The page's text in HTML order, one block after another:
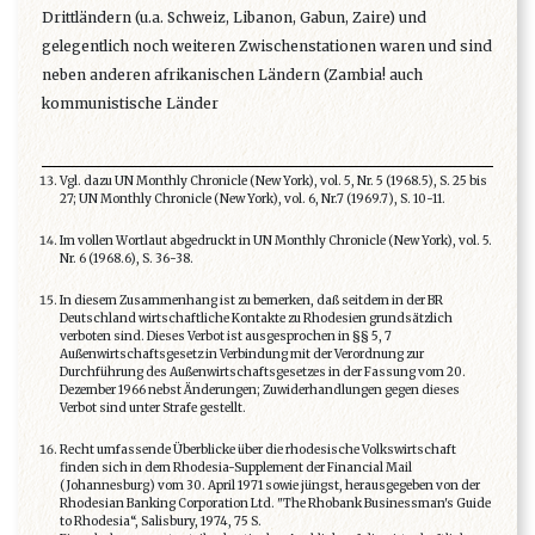
Drittländern (u.a. Schweiz, Libanon, Gabun, Zaire) und
gelegentlich noch weiteren Zwischenstationen waren und sind
neben anderen afrikanischen Ländern (Zambia! auch
kommunistische Länder
Vgl. dazu UN Monthly Chronicle (New York), vol. 5, Nr. 5 (1968.5), S. 25 bis
27; UN Monthly Chronicle (New York), vol. 6, Nr.7 (1969.7), S. 10-11.
Im vollen Wortlaut abgedruckt in UN Monthly Chronicle (New York), vol. 5.
Nr. 6 (1968.6), S. 36-38.
In diesem Zusammenhang ist zu bemerken, daß seitdem in der BR
Deutschland wirtschaftliche Kontakte zu Rhodesien grundsätzlich
verboten sind. Dieses Verbot ist ausgesprochen in §§ 5, 7
Außenwirtschaftsgesetz in Verbindung mit der Verordnung zur
Durchführung des Außenwirtschaftsgesetzes in der Fassung vom 20.
Dezember 1966 nebst Änderungen; Zuwiderhandlungen gegen dieses
Verbot sind unter Strafe gestellt.
Recht umfassende Überblicke über die rhodesische Volkswirtschaft
finden sich in dem Rhodesia-Supplement der Financial Mail
(Johannesburg) vom 30. April 1971 sowie jüngst, herausgegeben von der
Rhodesian Banking Corporation Ltd. "The Rhobank Businessman's Guide
to Rhodesia“, Salisbury, 1974, 75 S.